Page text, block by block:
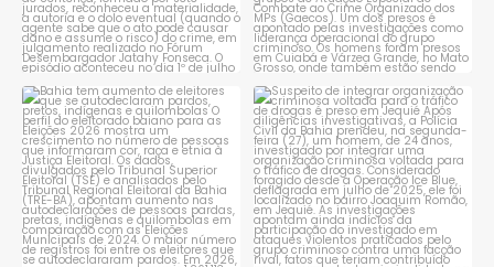
Bahia tem aumento de eleitores
que se autodeclaram...
1 0
Suspeito de integrar
organização criminosa
voltada...
1 0